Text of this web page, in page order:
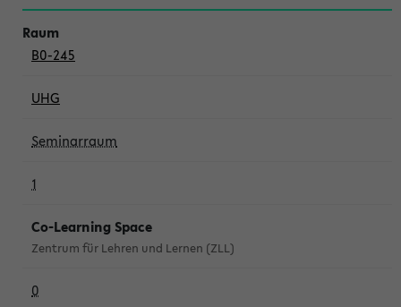
B0-245
UHG
Seminarraum
1
Co-Learning Space
Zentrum für Lehren und Lernen (ZLL)
0